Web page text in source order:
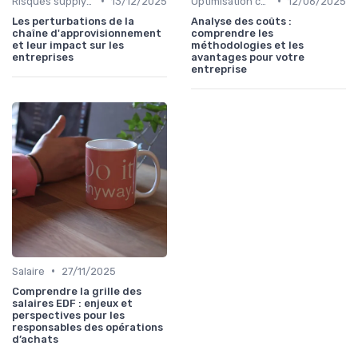
Les perturbations de la
chaîne d'approvisionnement
et leur impact sur les
entreprises
Analyse des coûts :
comprendre les
méthodologies et les
avantages pour votre
entreprise
Salaire •
27/11/2025
Comprendre la grille des
salaires EDF : enjeux et
perspectives pour les
responsables des opérations
d’achats